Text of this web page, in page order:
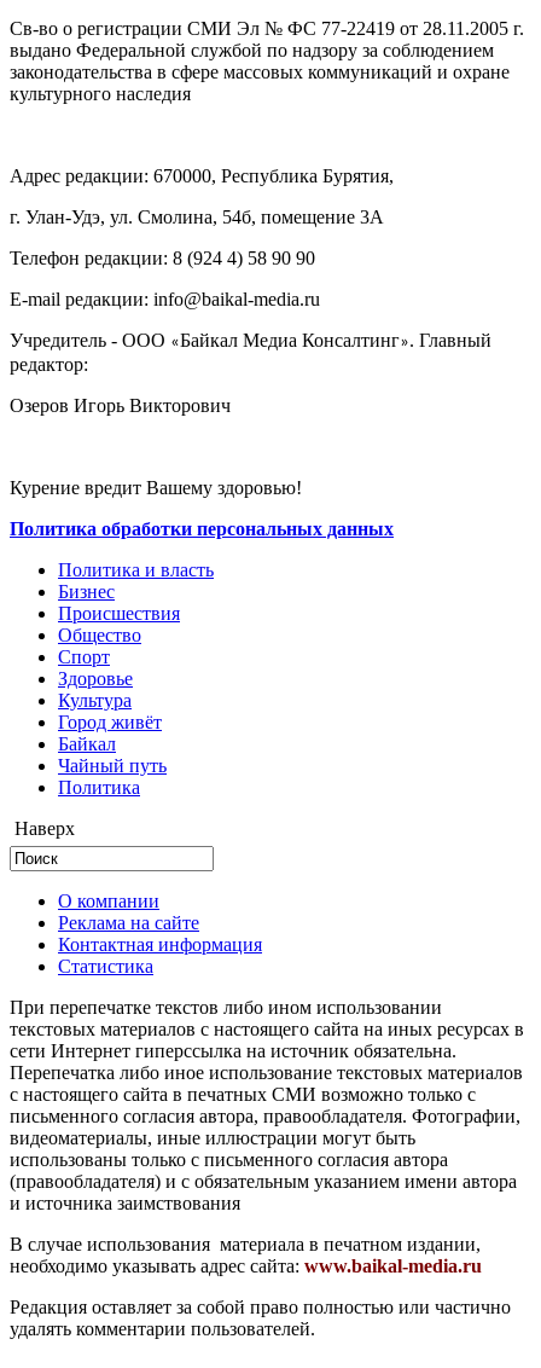
Св-во о регистрации СМИ Эл № ФС 77-22419 от 28.11.2005 г.
выдано Федеральной службой по надзору за соблюдением
законодательства в сфере массовых коммуникаций и охране
культурного наследия
Адрес редакции: 670000, Республика Бурятия,
г. Улан-Удэ, ул. Смолина, 54б, помещение 3А
Телефон редакции: ‎‎8 (924 4) 58 90 90
E-mail редакции: info@baikal-media.ru
Учредитель - ООО «Байкал Медиа Консалтинг». Главный
редактор:
Озеров Игорь Викторович
Курение вредит Вашему здоровью!
Политика обработки персональных данных
Политика и власть
Бизнес
Происшествия
Общество
Cпорт
Здоровье
Культура
Город живёт
Байкал
Чайный путь
Политика
Наверх
О компании
Реклама на сайте
Контактная информация
Статистика
При перепечатке текстов либо ином использовании
текстовых материалов с настоящего сайта на иных ресурсах в
сети Интернет гиперссылка на источник обязательна.
Перепечатка либо иное использование текстовых материалов
с настоящего сайта в печатных СМИ возможно только с
письменного согласия автора, правообладателя. Фотографии,
видеоматериалы, иные иллюстрации могут быть
использованы только с письменного согласия автора
(правообладателя) и с обязательным указанием имени автора
и источника заимствования
В случае использования материала в печатном издании,
необходимо указывать адрес сайта: www.baikal-media.ru
Редакция оставляет за собой право полностью или частично
удалять комментарии пользователей.